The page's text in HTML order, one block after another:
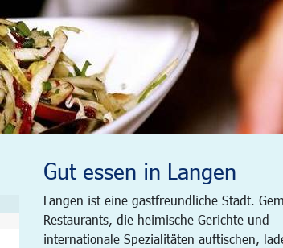
Gut essen in Langen
Langen ist eine gastfreundliche Stadt.
Restaurants, die heimische Gerichte und
internationale Spezialitäten auftischen,